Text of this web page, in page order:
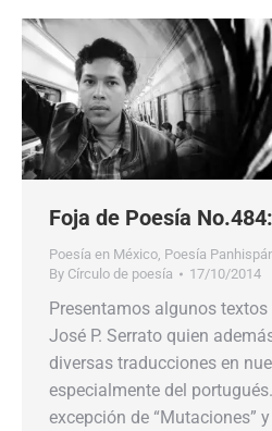
Foja de Poesía
Poesía en México, Poesía
By Círculo de poesía 17/10/2014
Presentamos algunos
José P. Serrato quien
diversas traducciones en
especialmente del
excepción de “Mutaciones”